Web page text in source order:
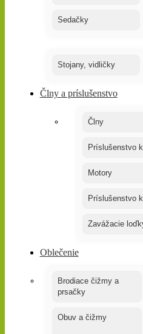
Sedačky
Stojany, vidličky
Člny a príslušenstvo
Člny
Príslušenstvo
Motory
Príslušenstvo
Zavážacie
Oblečenie
Brodiace čižmy a
prsačky
Obuv a čižmy